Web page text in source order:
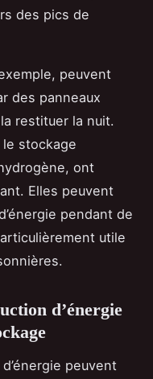
des pics de
peuvent
des panneaux
restituer la nuit.
le stockage
ont
Elles peuvent
pendant de
utile
d’énergie
peuvent